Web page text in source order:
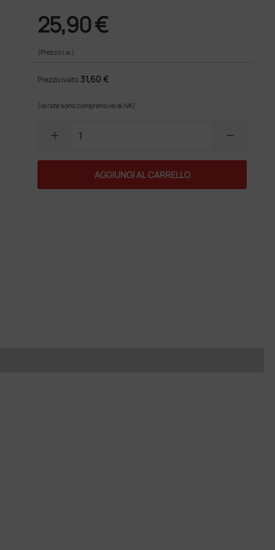
25,90 €
(Prezzo i.e.)
Prezzo ivato 31,60 €
(le rate sono comprensive di IVA)
add remove
AGGIUNGI AL CARRELLO